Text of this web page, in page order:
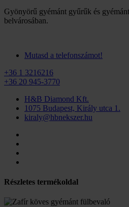
Gyönyörű gyémánt gyűrűk és
belvárosában.
Mutasd a telefonszámot!
+36 1 3216216
+36 20 945-3770
H&B Diamond Kft.
1075 Budapest, Király utca 1.
kiraly@hbnekszer.hu
Részletes termékoldal